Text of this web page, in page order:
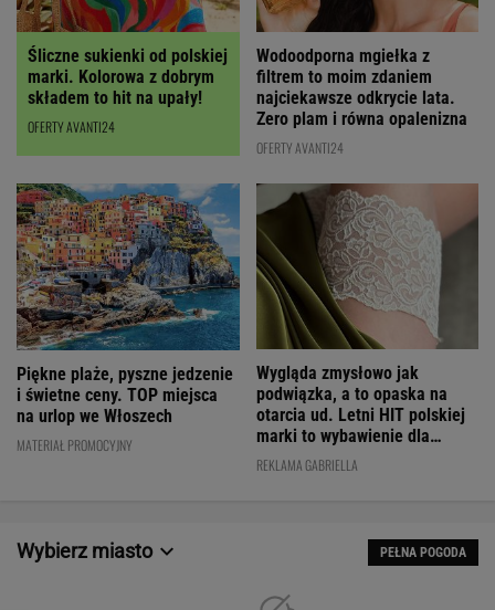
Śliczne sukienki od polskiej
marki. Kolorowa z dobrym
składem to hit na upały!
OFERTY AVANTI24
Wodoodporna mgiełka z
filtrem to moim zdaniem
najciekawsze odkrycie lata.
Zero plam i równa opalenizna
OFERTY AVANTI24
Piękne plaże, pyszne jedzenie
i świetne ceny. TOP miejsca
na urlop we Włoszech
MATERIAŁ PROMOCYJNY
Wygląda zmysłowo jak
podwiązka, a to opaska na
otarcia ud. Letni HIT polskiej
marki to wybawienie dla
kobiet!
REKLAMA GABRIELLA
Wybierz miasto PEŁNA POGODA